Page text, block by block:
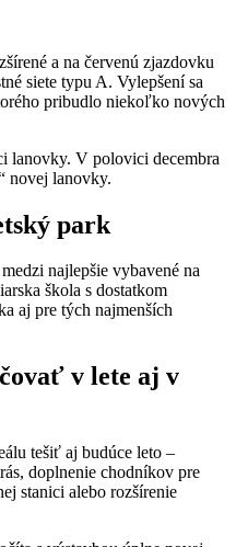
a na červenú zjazdovku
siete typu A. Vylepšení sa
pribudlo niekoľko nových
lanovky. V polovici decembra
novej lanovky.
park
najlepšie vybavené na
škola s dostatkom
aj pre tých najmenších
v lete aj v
tešiť aj budúce leto –
doplnenie chodníkov pre
stanici alebo rozšírenie